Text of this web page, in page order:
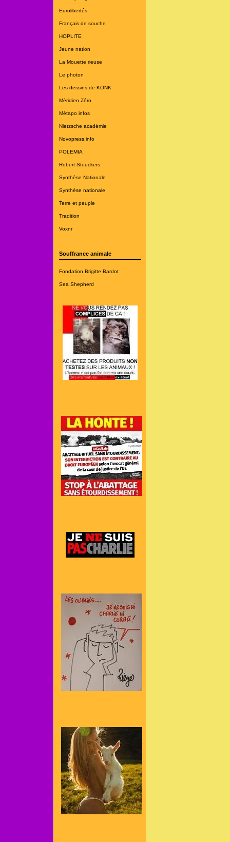
Eurolibertés
Français de souche
HOPLITE
Jeune nation
La Mouette rieuse
Le photon
Les dessins de KONK
Méridien Zéro
Métapo infos
Nietzsche académie
Novopress.info
POLEMIA
Robert Steuckers
Synthèse Nationale
Synthèse nationale
Terre et peuple
Tradition
Voxnr
Souffrance animale
Fondation Brigitte Bardot
Sea Shepherd